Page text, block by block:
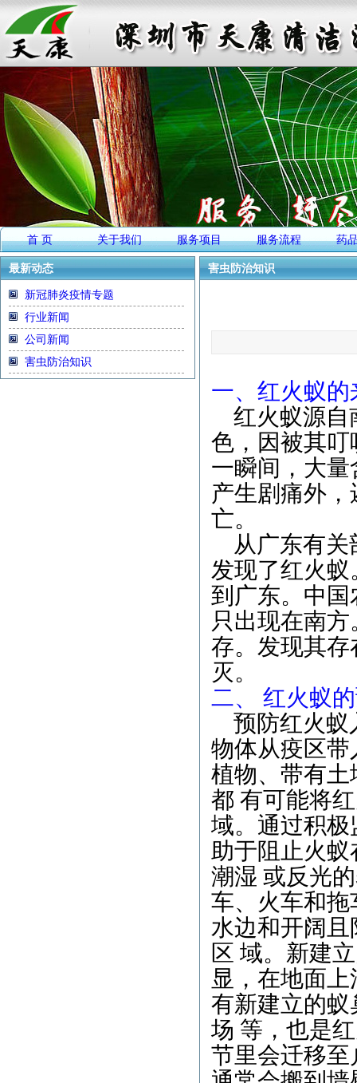
首 页 关于我们 服务项目 服务流程 药
最新动态
新冠肺炎疫情专题
行业新闻
公司新闻
害虫防治知识
害虫防治知识
一、红火蚁的
红火蚁源自
色，因被其
一瞬间，大
产生剧痛外
亡。
从广东有关
发现了红火
到广东。中
只出现在南
存。发现其
灭。
二、 红火蚁
预防红火蚁
物体从疫区
植物、带有
都 有可能将
域。通过积
助于阻止火
潮湿 或反光
车、火车和
水边和开阔
区 域。新建
显，在地面
有新建立的
场 等，也是
节里会迁移